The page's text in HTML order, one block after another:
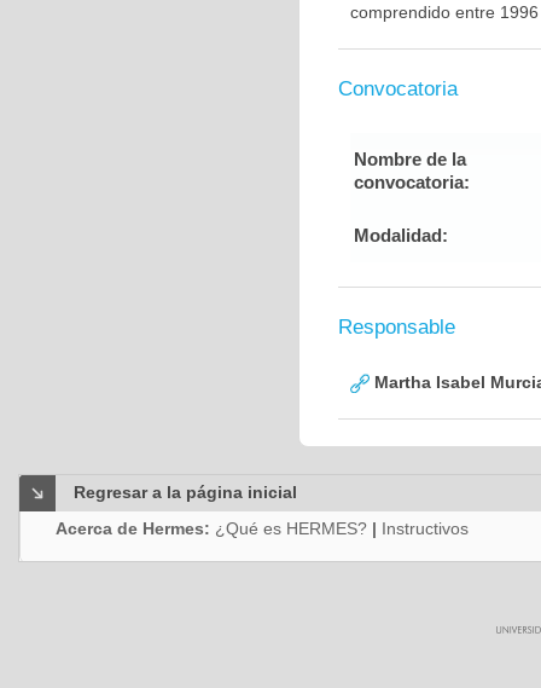
comprendido entre
Convocatoria
Nombre de la
convocatoria:
Modalidad:
Responsable
Martha Isabel
Regresar a la página inicial
Acerca de Hermes: ¿Qué es HERMES? | Instructivos